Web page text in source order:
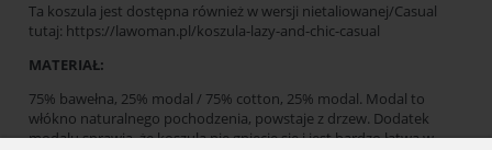
Ta koszula jest dostępna również w wersji nietaliowanej/Casual
tutaj: https://lawoman.pl/koszula-lazy-and-chic-casual
MATERIAŁ:
75% bawełna, 25% modal / 75% cotton, 25% modal. Modal to
włókno naturalnego pochodzenia, powstaje z drzew. Dodatek
modalu sprawia, że koszula nie gniecie się i jest bardzo łatwa w